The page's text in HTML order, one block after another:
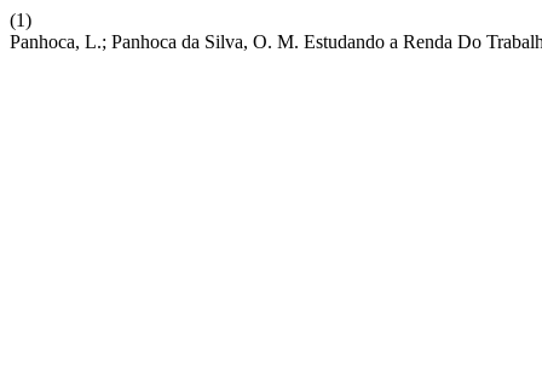
(1)
Panhoca, L.; Panhoca da Silva, O. M. Estudando a Renda Do